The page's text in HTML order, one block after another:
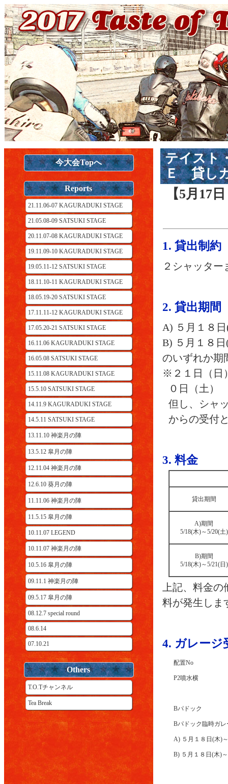
今大会Topへ
Reports
21.11.06-07 KAGURADUKI STAGE
21.05.08-09 SATSUKI STAGE
20.11.07-08 KAGURADUKI STAGE
19.11.09-10 KAGURADUKI STAGE
19.05.11-12 SATSUKI STAGE
18.11.10-11 KAGURADUKI STAGE
18.05.19-20 SATSUKI STAGE
17.11.11-12 KAGURADUKI STAGE
17.05.20-21 SATSUKI STAGE
16.11.06 KAGURADUKI STAGE
16.05.08 SATSUKI STAGE
15.11.08 KAGURADUKI STAGE
15.5.10 SATSUKI STAGE
14.11.9 KAGURADUKI STAGE
14.5.11 SATSUKI STAGE
13.11.10 神楽月の陣
13.5.12 皐月の陣
12.11.04 神楽月の陣
12.6.10 葵月の陣
11.11.06 神楽月の陣
11.5.15 皐月の陣
10.11.07 LEGEND
10.11.07 神楽月の陣
10.5.16 皐月の陣
09.11.1 神楽月の陣
09.5.17 皐月の陣
08.12.7 special round
08.6.14
07.10.21
Others
T.O.Tチャンネル
Tea Break
テイスト
Ｅ 貸し
【5月17
1. 貸出制約
２シャッター
2. 貸出期間
A) ５月１８
B) ５月１８
のいずれか期
※２１日（日
０日（土）
但し、シャ
からの受付
3. 料金
貸出期間
A)期間
5/18(木)～5/20(土)
B)期間
5/18(木)～5/21(日)
上記、料金
料が発生しま
4. ガレージ
配置No
P2噴水横
Bパドック
Bパドック臨時ガレ
A) ５月１８日(木)
B) ５月１８日(木)